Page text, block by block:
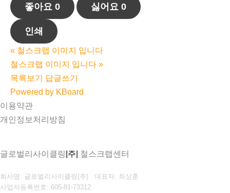
좋아요 0 싫어요 0
인쇄
« 철스크랩 이미지 입니다
철스크랩 이미지 입니다 »
목록보기 답글쓰기
Powered by KBoard
이용약관
개인정보처리방침
글로벌리사이클링|주| 철스크랩센터
회사명: 글로벌리사이클링(주) 대표자: 최상훈
사업자등록번호: 605-81-73312